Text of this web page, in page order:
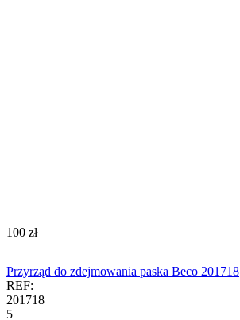
‍100‍ zł
Przyrząd do zdejmowania paska Beco 201718
REF:
201718
5